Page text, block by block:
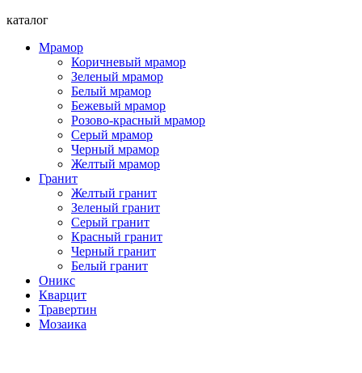
каталог
Мрамор
Коричневый мрамор
Зеленый мрамор
Белый мрамор
Бежевый мрамор
Розово-красный мрамор
Серый мрамор
Черный мрамор
Желтый мрамор
Гранит
Желтый гранит
Зеленый гранит
Серый гранит
Красный гранит
Черный гранит
Белый гранит
Оникс
Кварцит
Травертин
Мозаика